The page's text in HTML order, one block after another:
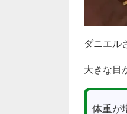
ダニエル
大きな目
体重が